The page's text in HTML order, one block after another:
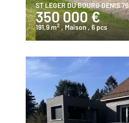
ST LEGER DU BOURG DENIS 76
350 000 €
191,9 m2 , Maison , 6 pcs